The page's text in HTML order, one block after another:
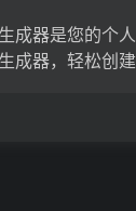
成器是您的个人
成器，轻松创建